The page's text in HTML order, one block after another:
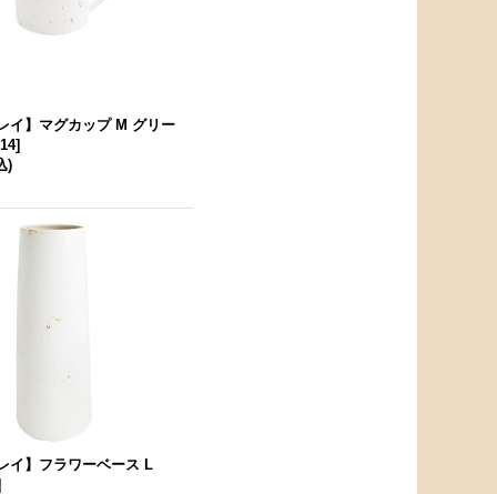
イ】マグカップ M グリー
]
)
イ】フラワーベース L